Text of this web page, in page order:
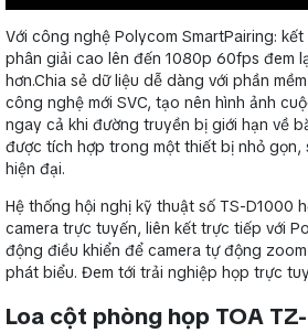
Với công nghệ Polycom SmartPairing:
phân giải cao lên đến 1080p 60fps đem
hơn.Chia sẻ dữ liệu dễ dàng với phần
công nghệ mới SVC, tạo nên hình ảnh
ngay cả khi đường truyền bị giới hạn về
được tích hợp trong một thiết bị nhỏ gọn,
hiện đại.
Hệ thống hội nghị kỹ thuật số TS-D1000
camera trực tuyến, liên kết trực tiếp với
động điều khiển để camera tự động
phát biểu. Đem tới trải nghiệp họp trực
Loa cột phòng họp TOA